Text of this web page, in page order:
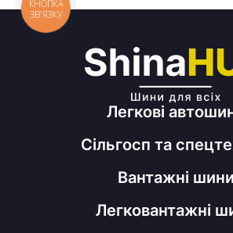
Легкові
Сільгосп та
Вантажні шини
Легковантажні
КНОПКА
ЗВ'ЯЗКУ